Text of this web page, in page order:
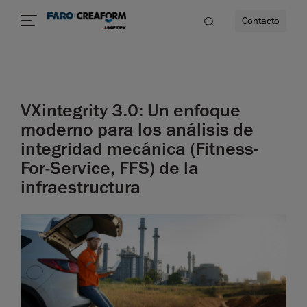
Contacto
VXintegrity 3.0: Un enfoque
moderno para los análisis de
integridad mecánica (Fitness-
For-Service, FFS) de la
infraestructura